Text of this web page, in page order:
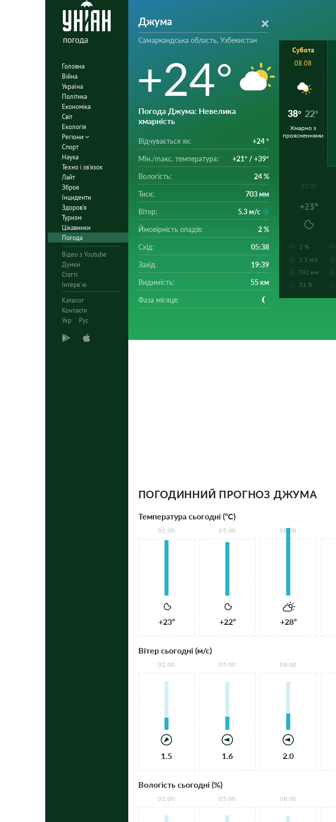
погода
Головна
Війна
Україна
Політика
Економіка
Світ
Екологія
Регіони
Спорт
Наука
Техно і зв'язок
Лайт
Зброя
Інциденти
Здоров'я
Туризм
Цікавинки
Погода
Відео з Youtube
Думки
Статті
Інтерв`ю
Каталог
Контакти
Укр
Рус
Джума
Самаркандська область, Узбекистан
+24°
Погода Джума: Невелика
хмарність
Відчувається як: +24 °
Мін./mакс. температура: +21° / +39°
Вологість: 24 %
Тиск: 703 мм
Вітер: 5.3 м/с
Ймовірність опадів: 2 %
Схід: 05:38
Захід 19:39
Видимість: 55 км
Фаза місяця:
Субота
08.08
38° 22°
Хмарно з
проясненнями
02:00
+23°
2 %
1.5 м/с
702 мм
33 %
ПОГОДИННИЙ ПРОГНОЗ ДЖУМА
Температура сьогодні (°С)
02:00
+23°
05:00
+22°
08:00
+28°
Вітер сьогодні (м/с)
02:00
1.5
05:00
1.6
08:00
2.0
Вологість сьогодні (%)
02:00 05:00 08:00